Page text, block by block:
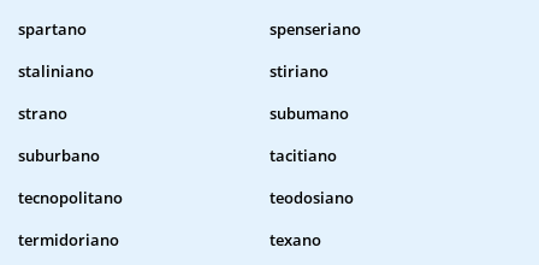
spartano
spenseriano
staliniano
stiriano
strano
subumano
suburbano
tacitiano
tecnopolitano
teodosiano
termidoriano
texano